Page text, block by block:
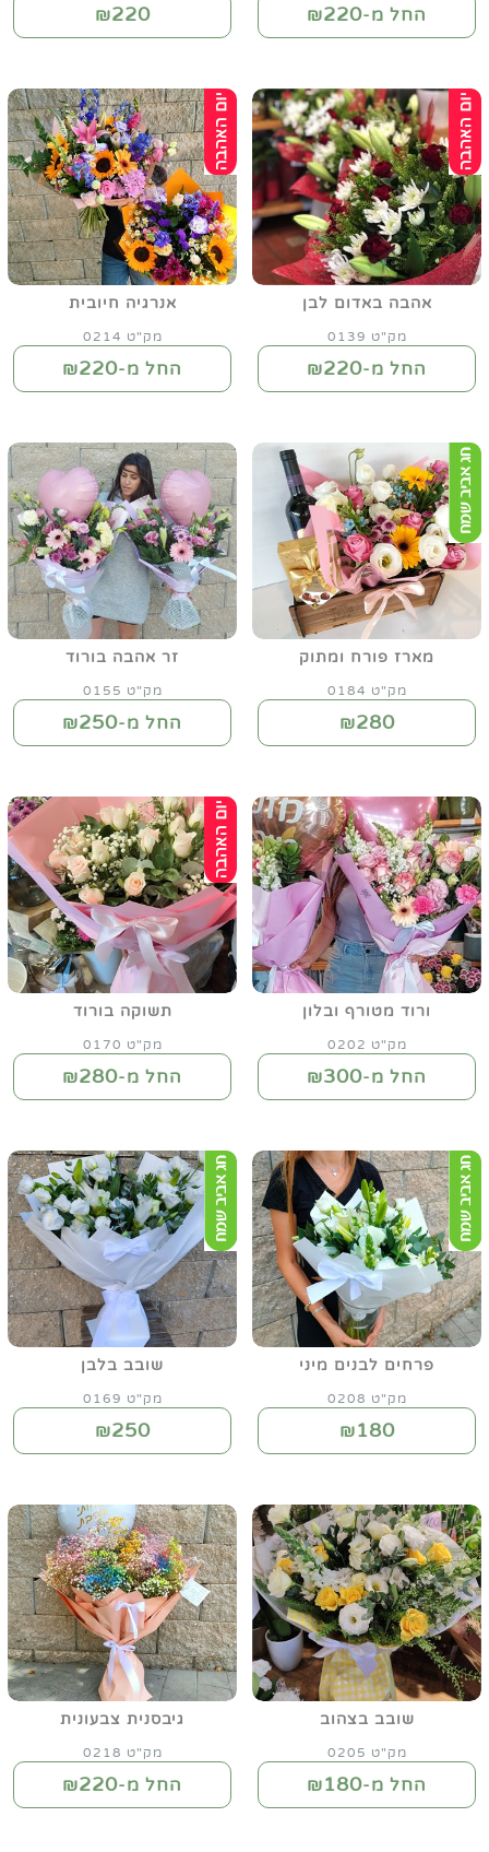
החל מ-₪220
₪220
אהבה באדום לבן
מק"ט 0139
החל מ-₪220
אנרגיה חיובית
מק"ט 0214
החל מ-₪220
מארז פורח ומתוק
מק"ט 0184
₪280
זר אהבה בורוד
מק"ט 0155
החל מ-₪250
ורוד מטורף ובלון
מק"ט 0202
החל מ-₪300
תשוקה בורוד
מק"ט 0170
החל מ-₪280
פרחים לבנים מיני
מק"ט 0208
₪180
שובב בלבן
מק"ט 0169
₪250
שובב בצהוב
מק"ט 0205
החל מ-₪180
גיבסנית צבעונית
מק"ט 0218
החל מ-₪220